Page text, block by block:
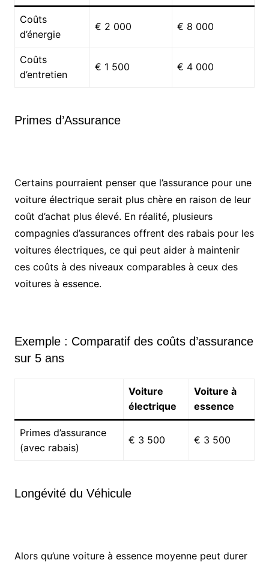
Coûts
d’énergie
€ 2 000 € 8 000
Coûts
d’entretien
€ 1 500 € 4 000
Primes d’Assurance
Certains pourraient penser que l’assurance pour une
voiture électrique serait plus chère en raison de leur
coût d’achat plus élevé. En réalité, plusieurs
compagnies d’assurances offrent des rabais pour les
voitures électriques, ce qui peut aider à maintenir
ces coûts à des niveaux comparables à ceux des
voitures à essence.
Exemple : Comparatif des coûts d’assurance
sur 5 ans
Voiture
électrique
Voiture à
essence
Primes d’assurance
(avec rabais)
€ 3 500 € 3 500
Longévité du Véhicule
Alors qu’une voiture à essence moyenne peut durer